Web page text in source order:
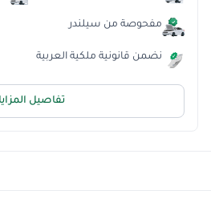
مفحوصة من سيلندر
نضمن قانونية ملكية العربية
تفاصيل المزايا